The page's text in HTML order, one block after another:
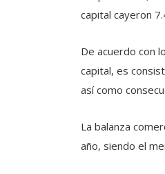
capital cayeron
De acuerdo con
capital, es
así como
La balanza
año, siendo el